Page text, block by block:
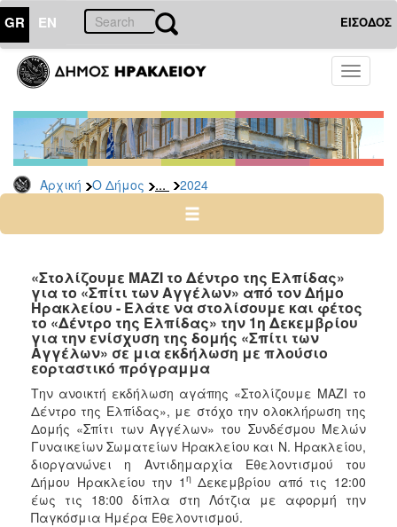
GR EN ΕΙΣΟΔΟΣ
Toggle
Αρχική Ο Δήμος ... 2024
ΔΗΜΟΣ
Δελτία
Τύπου
Αρχείο
2026
2024
2022
2021
2020
2019
2018
2017
2016
2015
2013
«Στολίζουμε ΜΑΖΙ το Δέντρο της Ελπίδας»
για το «Σπίτι των Αγγέλων» από τον Δήμο
Ηρακλείου - Ελάτε να στολίσουμε και φέτος
το «Δέντρο της Ελπίδας» την 1η Δεκεμβρίου
για την ενίσχυση της δομής «Σπίτι των
Αγγέλων» σε μια εκδήλωση με πλούσιο
εορταστικό πρόγραμμα
Την ανοικτή εκδήλωση αγάπης «Στολίζουμε ΜΑΖΙ το
Δέντρο της Ελπίδας», με στόχο την ολοκλήρωση της
Δομής «Σπίτι των Αγγέλων» του Συνδέσμου Μελών
Γυναικείων Σωματείων Ηρακλείου και Ν. Ηρακλείου,
διοργανώνει η Αντιδημαρχία Εθελοντισμού του
Δήμου Ηρακλείου την 1 η Δεκεμβρίου από τις 12:00
έως τις 18:00 δίπλα στη Λότζια με αφορμή την
Παγκόσμια Ημέρα Εθελοντισμού.